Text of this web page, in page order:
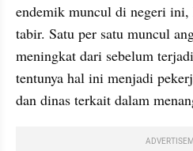
endemik muncul di negeri
tabir. Satu per satu muncul
meningkat dari sebelum
tentunya hal ini menjadi
dan dinas terkait dalam